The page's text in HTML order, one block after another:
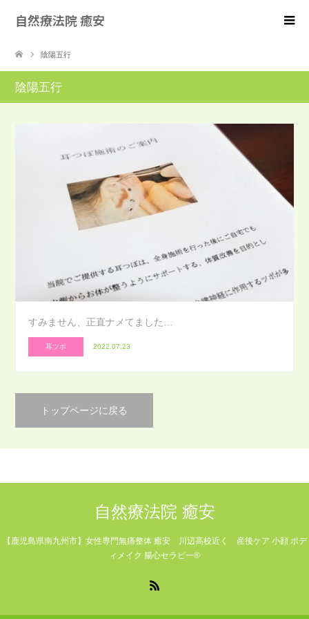
自然療法院 癒安
陰陽五行
陰陽五行
すみません、正直ナメてました…
耳ツボ 2022.07.23
トップページに戻る
自然療法院 癒安
【鹿児島県南九州市】女性専門無痛整体 癒安 川辺高校近く 産後ケア 小顔 ボデ
ィメイク 腸心セラピー®